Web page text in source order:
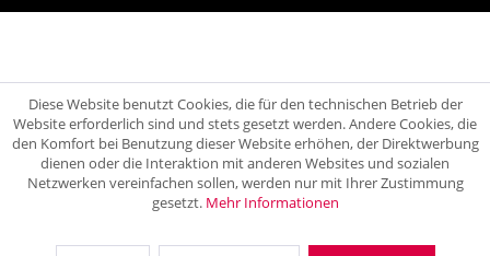
Diese Website benutzt Cookies, die für den technischen Betrieb der
Website erforderlich sind und stets gesetzt werden. Andere Cookies, die
den Komfort bei Benutzung dieser Website erhöhen, der Direktwerbung
dienen oder die Interaktion mit anderen Websites und sozialen
Netzwerken vereinfachen sollen, werden nur mit Ihrer Zustimmung
gesetzt. Mehr Informationen